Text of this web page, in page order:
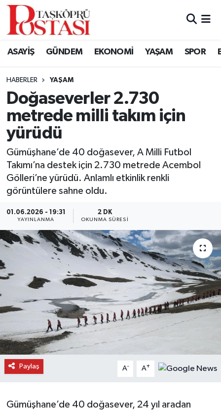
ASAYİŞ GÜNDEM EKONOMİ YAŞAM SPOR
HABERLER YAŞAM
Doğaseverler 2.730
metrede milli takım için
yürüdü
Gümüşhane’de 40 doğasever, A Milli Futbol
Takımı’na destek için 2.730 metrede Acembol
Gölleri’ne yürüdü. Anlamlı etkinlik renkli
görüntülere sahne oldu.
01.06.2026 - 19:31
YAYINLANMA
2 DK
OKUNMA SÜRESI
Paylaş A- A+
Gümüşhane’de 40 doğasever, 24 yıl aradan
Kastamonu Vefat Edenler
Araç Haberleri
Azdavay Haberleri
Bozkurt Haberleri
Çatalzeytin Haberleri
Cide Haberleri
Daday Haberleri
Devrekani Haberleri
Doğanyurt Haberleri
Hanönü Haberleri
İhsangazi Haberleri
İnebolu Haberleri